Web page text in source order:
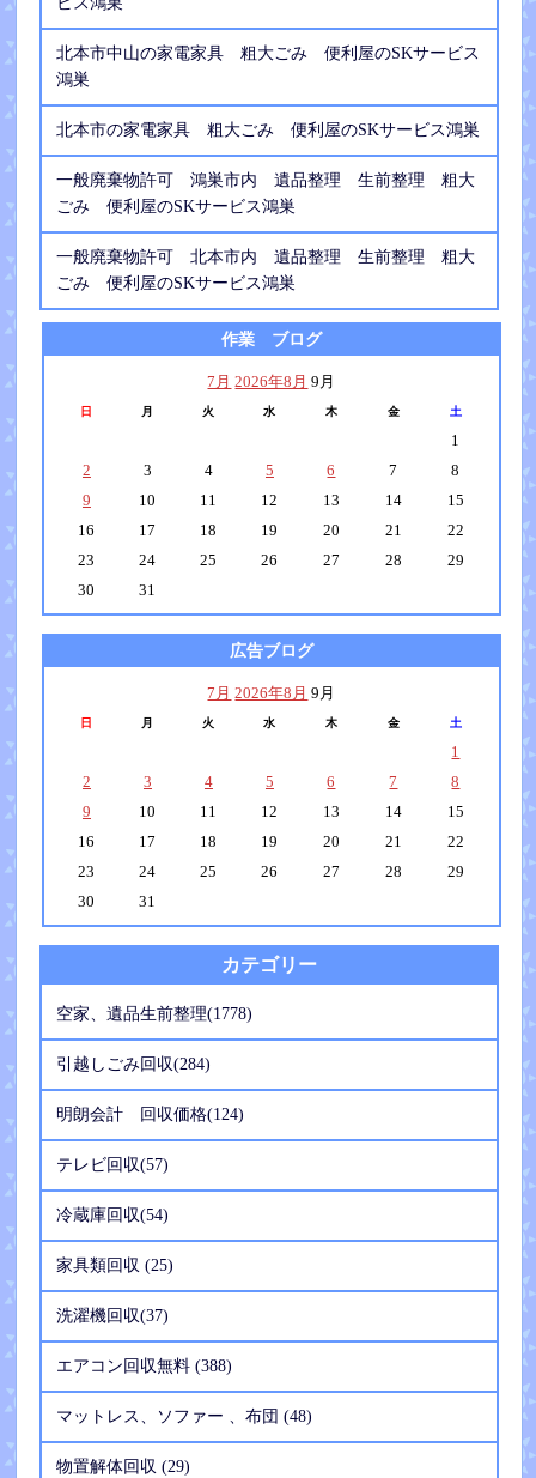
北本市中山の家電家具 粗大ごみ 便利屋のSKサービス
鴻巣
北本市の家電家具 粗大ごみ 便利屋のSKサービス鴻巣
一般廃棄物許可 鴻巣市内 遺品整理 生前整理 粗大
ごみ 便利屋のSKサービス鴻巣
一般廃棄物許可 北本市内 遺品整理 生前整理 粗大
ごみ 便利屋のSKサービス鴻巣
作業 ブログ
7月 2026年8月 9月
日 月 火 水 木 金 土
1
2
3 4 5 6 7
8
9
10 11 12 13 14
15
16
17 18 19 20 21
22
23
24 25 26 27 28
29
30
31
広告ブログ
7月 2026年8月 9月
日 月 火 水 木 金 土
1
2
3 4 5 6 7
8
9
10 11 12 13 14
15
16
17 18 19 20 21
22
23
24 25 26 27 28
29
30
31
カテゴリー
空家、遺品生前整理(1778)
引越しごみ回収(284)
明朗会計 回収価格(124)
テレビ回収(57)
冷蔵庫回収(54)
家具類回収 (25)
洗濯機回収(37)
エアコン回収無料 (388)
マットレス、ソファー 、布団 (48)
物置解体回収 (29)